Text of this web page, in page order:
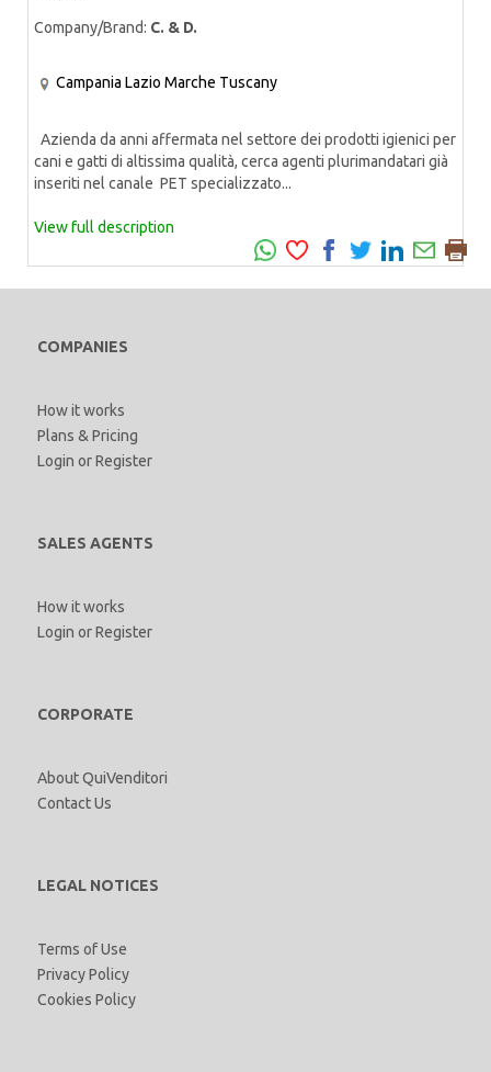
Company/Brand: C. & D.
Campania Lazio Marche Tuscany
Azienda da anni affermata nel settore dei prodotti igienici per
cani e gatti di altissima qualità, cerca agenti plurimandatari già
inseriti nel canale PET specializzato...
View full description
COMPANIES
How it works
Plans & Pricing
Login orRegister
SALES AGENTS
How it works
Login orRegister
CORPORATE
About QuiVenditori
Contact Us
LEGAL NOTICES
Terms of Use
Privacy Policy
Cookies Policy